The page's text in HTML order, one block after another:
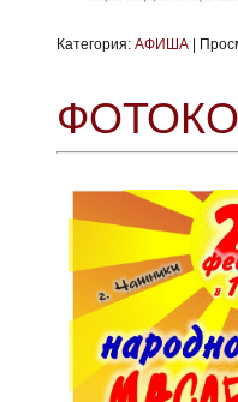
Категория: АФИША |